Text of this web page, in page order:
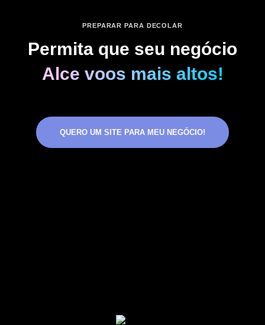
PREPARAR PARA DECOLAR
Permita que seu negócio
Alce voos mais altos!
QUERO UM SITE PARA MEU NEGÓCIO!